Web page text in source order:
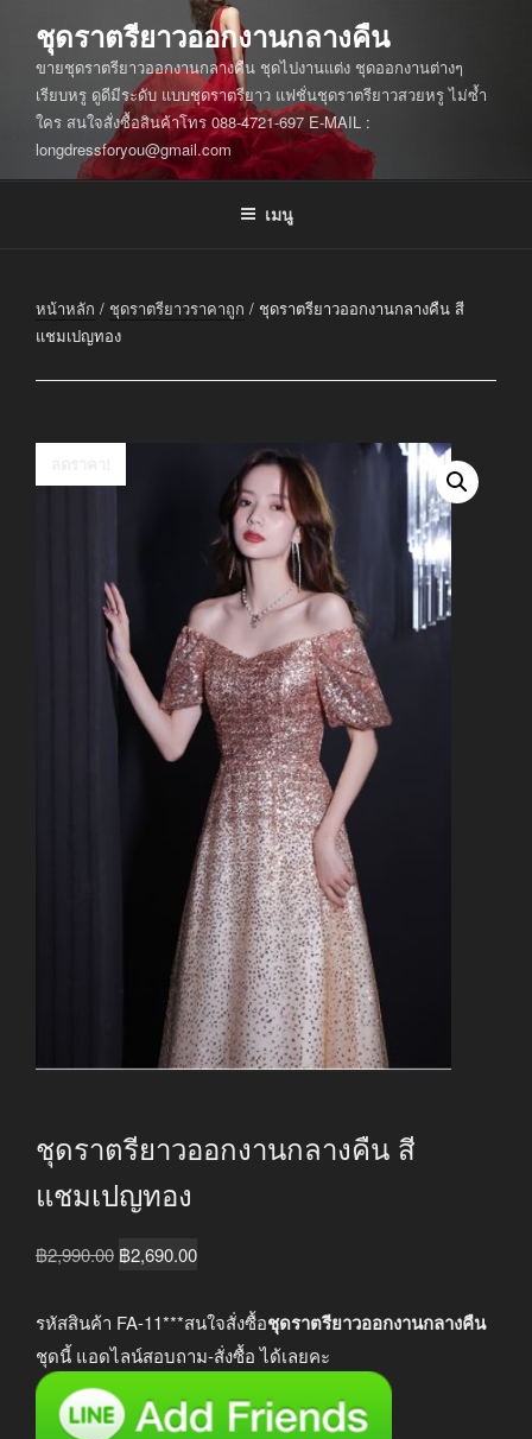
บทความ
ชุดราตรียาวออกงานกลางคืน
ขายชุดราตรียาวออกงานกลางคืน ชุดไปงานแต่ง ชุดออกงานต่างๆ
เรียบหรู ดูดีมีระดับ แบบชุดราตรียาว แฟชั่นชุดราตรียาวสวยหรู ไม่ซ้ำ
ใคร สนใจสั่งซื้อสินค้าโทร 088-4721-697 E-MAIL :
longdressforyou@gmail.com
เมนู
หน้าหลัก / ชุดราตรียาวราคาถูก / ชุดราตรียาวออกงานกลางคืน สี
แชมเปญทอง
ชุดราตรียาวออกงานกลางคืน สี
แชมเปญทอง
฿2,990.00 Original
was:
฿2,990.00.
฿2,690.00Current
is:
฿2,690.00.
รหัสสินค้า FA-11***สนใจสั่งซื้อชุดราตรียาวออกงานกลางคืน
ชุดนี้ แอดไลน์สอบถาม-สั่งซื้อ ได้เลยคะ